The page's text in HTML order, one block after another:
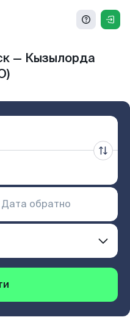
— Кызылорда